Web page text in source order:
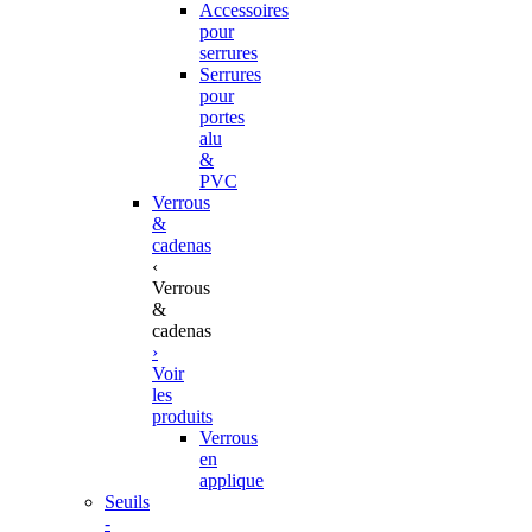
Accessoires
pour
serrures
Serrures
pour
portes
alu
&
PVC
Verrous
&
cadenas
‹
Verrous
&
cadenas
›
Voir
les
produits
Verrous
en
applique
Seuils
-